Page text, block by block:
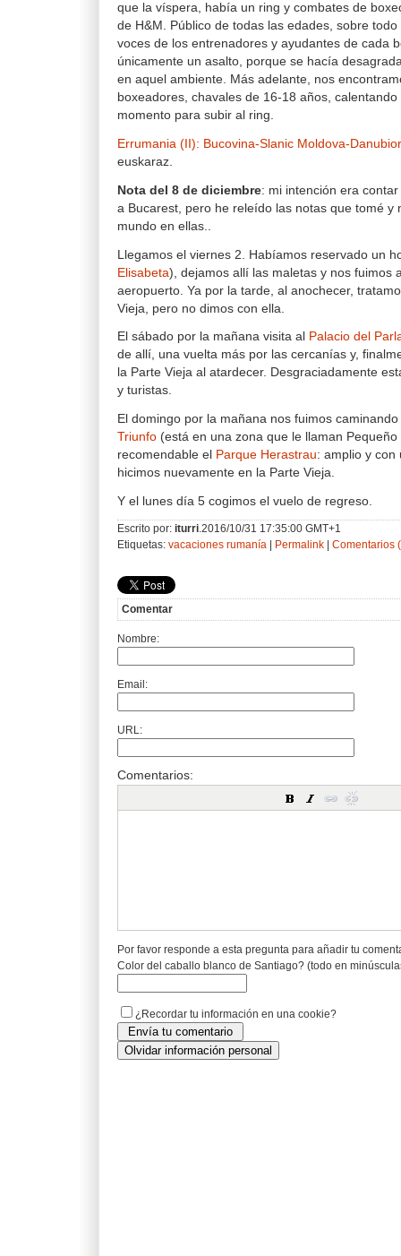
que la víspera, había un ring y combates de
de H&M. Público de todas las edades, sobre
voces de los entrenadores y ayudantes de cada
únicamente un asalto, porque se hacía
en aquel ambiente. Más adelante, nos
boxeadores, chavales de 16-18 años,
momento para subir al ring.
Errumania (II): Bucovina-Slanic Moldova-
euskaraz.
Nota del 8 de diciembre: mi intención era
a Bucarest, pero he releído las notas que tomé y
mundo en ellas..
Llegamos el viernes 2. Habíamos reservado un
Elisabeta), dejamos allí las maletas y nos fuimos
aeropuerto. Ya por la tarde, al anochecer,
Vieja, pero no dimos con ella.
El sábado por la mañana visita al Palacio del
de allí, una vuelta más por las cercanías y,
la Parte Vieja al atardecer. Desgraciadamente
y turistas.
El domingo por la mañana nos fuimos
Triunfo (está en una zona que le llaman
recomendable el Parque Herastrau: amplio y con
hicimos nuevamente en la Parte Vieja.
Y el lunes día 5 cogimos el vuelo de regreso.
Escrito por: iturri .2016/10/31 17:35:00 GMT+1
Etiquetas: vacaciones rumanía | Permalink | Comentarios
Comentar
Nombre:
Email:
URL:
Comentarios:
Por favor responde a esta pregunta para añadir tu
Color del caballo blanco de Santiago? (todo en
¿Recordar tu información en una cookie?